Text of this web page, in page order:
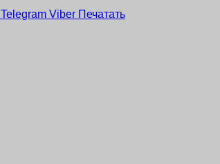
Telegram Viber Печатать